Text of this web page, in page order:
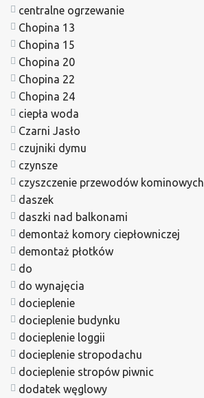
centralne ogrzewanie
Chopina 13
Chopina 15
Chopina 20
Chopina 22
Chopina 24
ciepła woda
Czarni Jasło
czujniki dymu
czynsze
czyszczenie przewodów kominowych
daszek
daszki nad balkonami
demontaż komory ciepłowniczej
demontaż płotków
do
do wynajęcia
docieplenie
docieplenie budynku
docieplenie loggii
docieplenie stropodachu
docieplenie stropów piwnic
dodatek węglowy